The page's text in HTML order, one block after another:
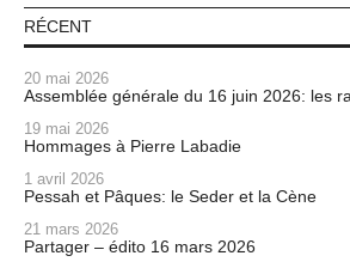
RÉCENT
20 mai 2026
Assemblée générale du 16 juin 2026: les
19 mai 2026
Hommages à Pierre Labadie
1 avril 2026
Pessah et Pâques: le Seder et la Cène
21 mars 2026
Partager – édito 16 mars 2026